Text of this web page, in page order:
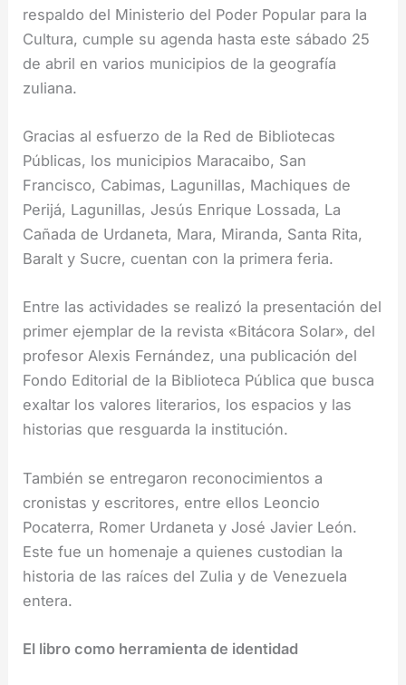
respaldo del Ministerio del Poder Popular para la
Cultura, cumple su agenda hasta este sábado 25
de abril en varios municipios de la geografía
zuliana.
Gracias al esfuerzo de la Red de Bibliotecas
Públicas, los municipios Maracaibo, San
Francisco, Cabimas, Lagunillas, Machiques de
Perijá, Lagunillas, Jesús Enrique Lossada, La
Cañada de Urdaneta, Mara, Miranda, Santa Rita,
Baralt y Sucre, cuentan con la primera feria.
Entre las actividades se realizó la presentación del
primer ejemplar de la revista «Bitácora Solar», del
profesor Alexis Fernández, una publicación del
Fondo Editorial de la Biblioteca Pública que busca
exaltar los valores literarios, los espacios y las
historias que resguarda la institución.
También se entregaron reconocimientos a
cronistas y escritores, entre ellos Leoncio
Pocaterra, Romer Urdaneta y José Javier León.
Este fue un homenaje a quienes custodian la
historia de las raíces del Zulia y de Venezuela
entera.
El libro como herramienta de identidad